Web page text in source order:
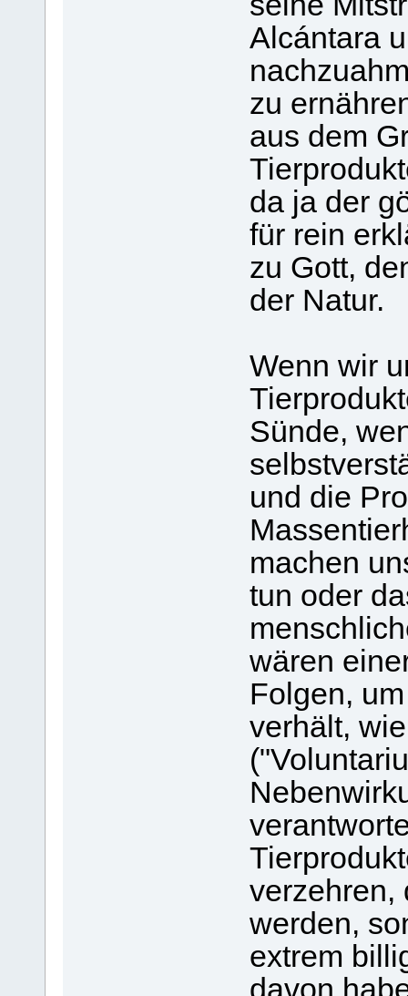
Alcántara
zu
aus dem
da ja der
für rein
zu Gott,
der Natur.
Wenn wir
Sünde,
und die
machen
tun oder
wären
Folgen,
verhält,
verzehren,
werden,
extrem
davon